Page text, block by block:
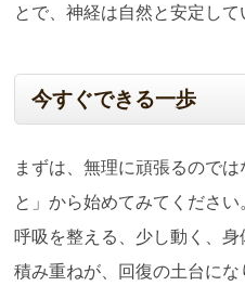
とで、神経は自然と安定して
今すぐできる一歩
まずは、無理に頑張るので
と」から始めてみてください
呼吸を整える、少し動く、
積み重ねが、回復の土台にな